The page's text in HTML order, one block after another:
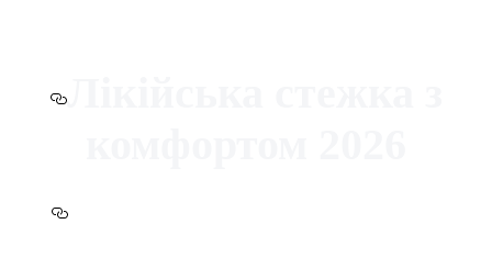
гори, тепло і перезавантаження